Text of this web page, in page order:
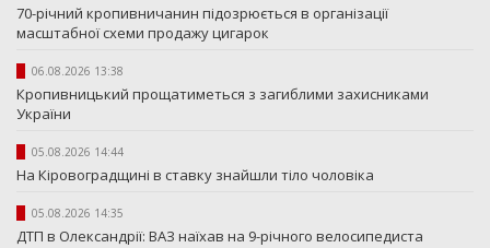
70-річний кропивничанин підозрюється в організації
масштабної схеми продажу цигарок
06.08.2026 13:38
Кропивницький прощатиметься з загиблими захисниками
України
05.08.2026 14:44
На Кіровоградщині в ставку знайшли тіло чоловіка
05.08.2026 14:35
ДТП в Олександрії: ВАЗ наїхав на 9-річного велосипедиста